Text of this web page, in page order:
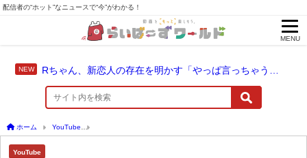
配信者の“ホット”なニュースで“今”がわかる！
MENU
ホーム YouTube
YouTube